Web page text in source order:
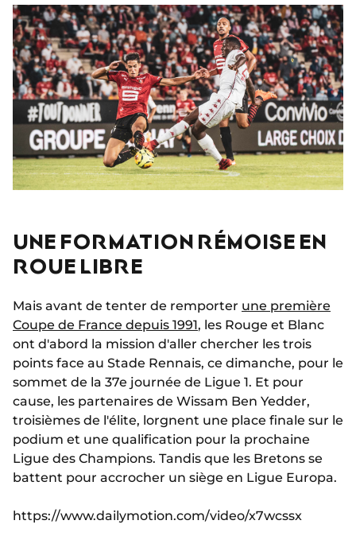
UNE FORMATION RÉMOISE EN
ROUE LIBRE
Mais avant de tenter de remporter une première
Coupe de France depuis 1991, les Rouge et Blanc
ont d'abord la mission d'aller chercher les trois
points face au Stade Rennais, ce dimanche, pour le
sommet de la 37e journée de Ligue 1. Et pour
cause, les partenaires de Wissam Ben Yedder,
troisièmes de l'élite, lorgnent une place finale sur le
podium et une qualification pour la prochaine
Ligue des Champions. Tandis que les Bretons se
battent pour accrocher un siège en Ligue Europa.
https://www.dailymotion.com/video/x7wcssx